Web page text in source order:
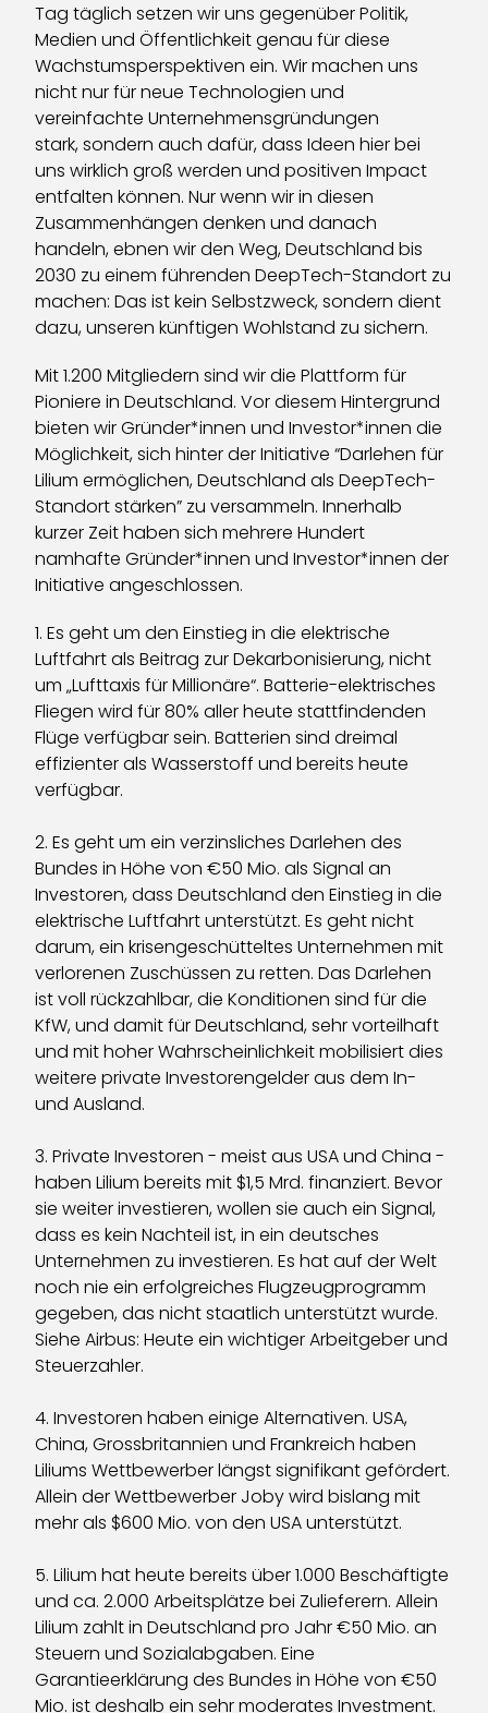
Tag täglich setzen wir uns gegenüber Politik,
Medien und Öffentlichkeit genau für diese
Wachstumsperspektiven ein. Wir machen uns
nicht nur für neue Technologien und
vereinfachte Unternehmensgründungen
stark, sondern auch dafür, dass Ideen hier bei
uns wirklich groß werden und positiven Impact
entfalten können. Nur wenn wir in diesen
Zusammenhängen denken und danach
handeln, ebnen wir den Weg, Deutschland bis
2030 zu einem führenden DeepTech-Standort zu
machen: Das ist kein Selbstzweck, sondern dient
dazu, unseren künftigen Wohlstand zu sichern.
Mit 1.200 Mitgliedern sind wir die Plattform für
Pioniere in Deutschland. Vor diesem Hintergrund
bieten wir Gründer*innen und Investor*innen die
Möglichkeit, sich hinter der Initiative “Darlehen für
Lilium ermöglichen, Deutschland als DeepTech-
Standort stärken” zu versammeln. Innerhalb
kurzer Zeit haben sich mehrere Hundert
namhafte Gründer*innen und Investor*innen der
Initiative angeschlossen.
1. Es geht um den Einstieg in die elektrische
Luftfahrt als Beitrag zur Dekarbonisierung, nicht
um „Lufttaxis für Millionäre“. Batterie-elektrisches
Fliegen wird für 80% aller heute stattfindenden
Flüge verfügbar sein. Batterien sind dreimal
effizienter als Wasserstoff und bereits heute
verfügbar.
2. Es geht um ein verzinsliches Darlehen des
Bundes in Höhe von €50 Mio. als Signal an
Investoren, dass Deutschland den Einstieg in die
elektrische Luftfahrt unterstützt. Es geht nicht
darum, ein krisengeschütteltes Unternehmen mit
verlorenen Zuschüssen zu retten. Das Darlehen
ist voll rückzahlbar, die Konditionen sind für die
KfW, und damit für Deutschland, sehr vorteilhaft
und mit hoher Wahrscheinlichkeit mobilisiert dies
weitere private Investorengelder aus dem In-
und Ausland.
3. Private Investoren - meist aus USA und China -
haben Lilium bereits mit $1,5 Mrd. finanziert. Bevor
sie weiter investieren, wollen sie auch ein Signal,
dass es kein Nachteil ist, in ein deutsches
Unternehmen zu investieren. Es hat auf der Welt
noch nie ein erfolgreiches Flugzeugprogramm
gegeben, das nicht staatlich unterstützt wurde.
Siehe Airbus: Heute ein wichtiger Arbeitgeber und
Steuerzahler.
4. Investoren haben einige Alternativen. USA,
China, Grossbritannien und Frankreich haben
Liliums Wettbewerber längst signifikant gefördert.
Allein der Wettbewerber Joby wird bislang mit
mehr als $600 Mio. von den USA unterstützt.
5. Lilium hat heute bereits über 1.000 Beschäftigte
und ca. 2.000 Arbeitsplätze bei Zulieferern. Allein
Lilium zahlt in Deutschland pro Jahr €50 Mio. an
Steuern und Sozialabgaben. Eine
Garantieerklärung des Bundes in Höhe von €50
Mio. ist deshalb ein sehr moderates Investment.